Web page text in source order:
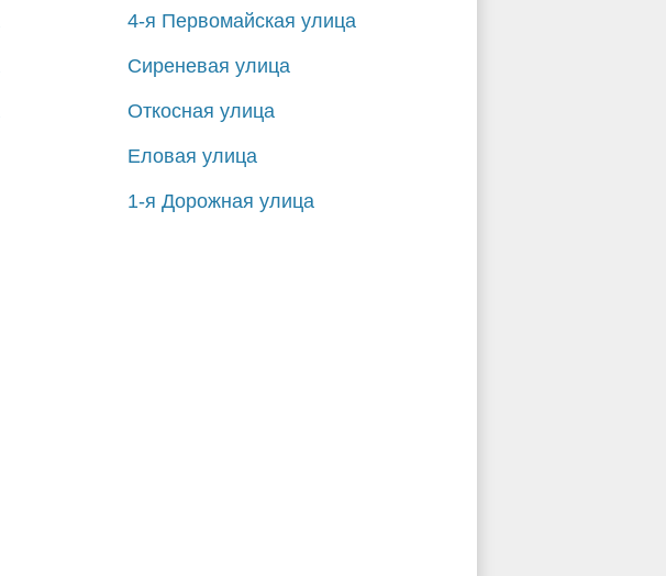
4-я Первомайская улица
Сиреневая улица
Откосная улица
Еловая улица
1-я Дорожная улица